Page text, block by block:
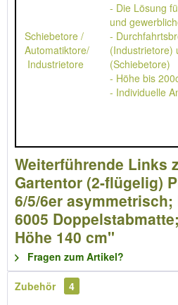
Schiebetore /
Automatiktore/
Industrietore
- Die Lösung
und
-
(Industrietore)
(Schiebetore)
- Höhe bis
- Individuelle
Weiterführende Links
Gartentor (2-flügelig)
6/5/6er
6005
Höhe 140 cm"
Fragen zum Artikel?
Zubehör 4